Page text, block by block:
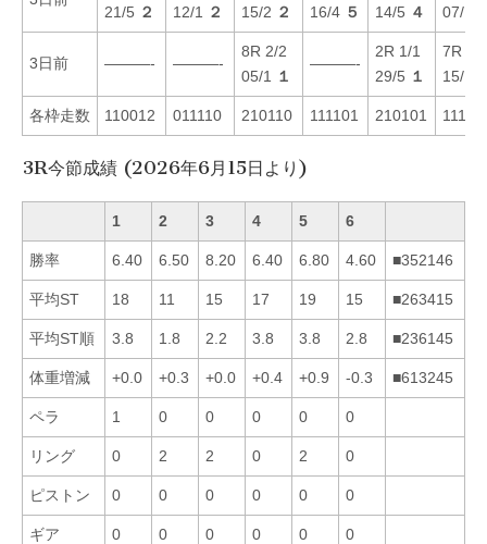
21/5 ２
12/1
２
15/2 ２
16/4 ５
14/5 ４
07/1
3日前 ———- ———-
8R 2/2
05/1
１
———-
2R 1/1
29/5 １
7R 3/3
15/1
各枠走数 110012 011110 210110 111101 210101
3R今節成績 (2026年6月15日より)
1 2 3 4 5 6
勝率 6.40 6.50 8.20 6.40 6.80 4.60 ■352146
平均ST 18 11 15 17 19 15 ■263415
平均ST順 3.8 1.8 2.2 3.8 3.8 2.8 ■236145
体重増減 +0.0 +0.3 +0.0 +0.4 +0.9 -0.3 ■613245
ペラ 1 0 0 0 0 0
リング 0 2 2 0 2 0
ピストン 0 0 0 0 0 0
ギア 0 0 0 0 0 0